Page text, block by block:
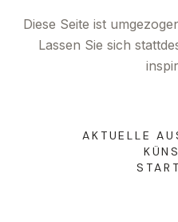
Diese Seite ist
Lassen Sie sich
AKTUELLE